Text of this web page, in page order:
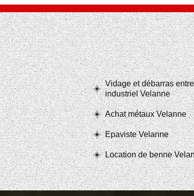
Vidage et débarras
industriel Velanne
Achat métaux Velanne
Epaviste Velanne
Location de benne